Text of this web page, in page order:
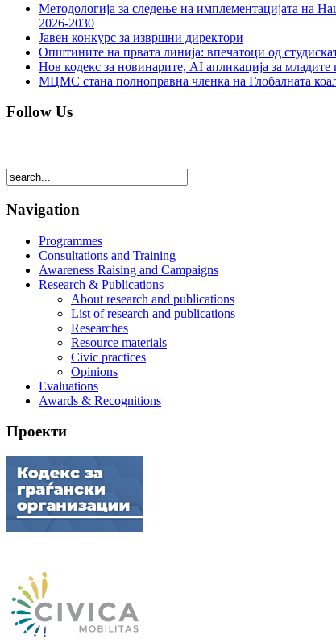
Методологија за следење на имплементацијата на
2026-2030
Јавен конкурс за извршни директори
Општините на првата линија: впечатоци од
Нов кодекс за новинарите, AI апликација за
МЦМС стана полноправна членка на Глобалната
Follow Us
Navigation
Programmes
Consultations and Training
Awareness Raising and Campaigns
Research & Publications
About research and publications
List of research and publications
Researches
Resource materials
Civic practices
Opinions
Evaluations
Awards & Recognitions
Проекти